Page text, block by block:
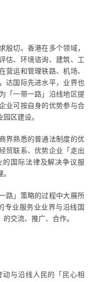
殷切。香港在多个领域，
估、环境谘询、建筑、工
营运和管理铁路、机场、
达国际先进水平，业界也
「一带一路」沿线地区提
业可按自身的优势参与合
区建设。
界熟悉的普通法制度的优
贸联系、优势企业「走出
国际法律及解决争议服
路」策略的过程中大展所
专业服务业业界与沿线国
交流、推广、合作。
动与沿线人民的「民心相